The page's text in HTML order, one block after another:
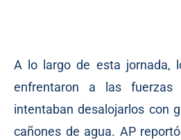
A lo largo de esta jornada,
enfrentaron a las fuerzas
intentaban desalojarlos con
cañones de agua. AP